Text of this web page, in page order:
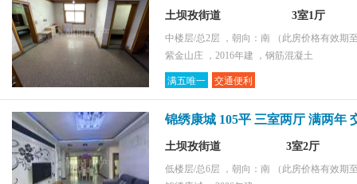
土坝孜街道 3室1厅
中楼层/总2层 ，朝向：南
（此房价格有效期
紫金山庄 ，2016年建 ，钢筋混凝土
满五唯一 交通便利
锦绣康城 105平 三室两厅 满两年
土坝孜街道 3室2厅
低楼层/总6层 ，朝向：南
（此房价格有效期